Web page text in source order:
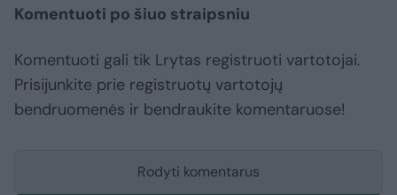
Komentuoti po šiuo straipsniu
Komentuoti gali tik Lrytas registruoti vartotojai.
Prisijunkite prie registruotų vartotojų
bendruomenės ir bendraukite komentaruose!
Rodyti komentarus